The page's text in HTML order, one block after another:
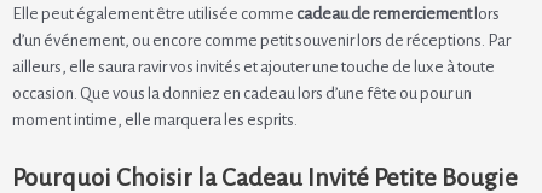
Elle peut également être utilisée comme cadeau de remerciementlors
d’un événement, ou encore comme petit souvenir lors de réceptions. Par
ailleurs, elle saura ravir vos invités et ajouter une touche de luxe à toute
occasion. Que vous la donniez en cadeau lors d’une fête ou pour un
moment intime, elle marquera les esprits.
Pourquoi Choisir la Cadeau Invité Petite Bougie